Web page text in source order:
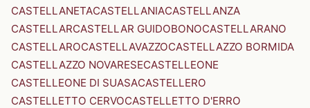
CASTELLANETACASTELLANIACASTELLANZA
CASTELLARCASTELLAR GUIDOBONOCASTELLARANO
CASTELLAROCASTELLAVAZZOCASTELLAZZO BORMIDA
CASTELLAZZO NOVARESECASTELLEONE
CASTELLEONE DI SUASACASTELLERO
CASTELLETTO CERVOCASTELLETTO D'ERRO